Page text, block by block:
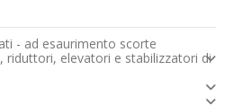
- ad esaurimento scorte
riduttori, elevatori e stabilizzatori di